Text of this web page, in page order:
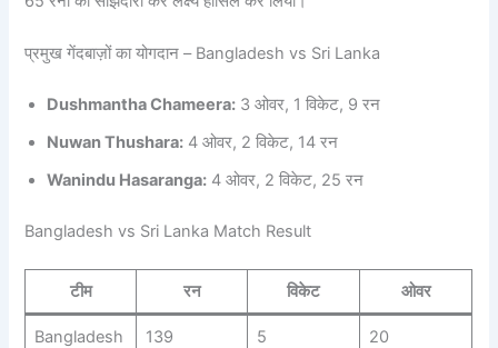
प्रमुख गेंदबाज़ों का योगदान – Bangladesh vs Sri Lanka
Dushmantha Chameera: 3 ओवर, 1 विकेट, 9 रन
Nuwan Thushara: 4 ओवर, 2 विकेट, 14 रन
Wanindu Hasaranga: 4 ओवर, 2 विकेट, 25 रन
Bangladesh vs Sri Lanka Match Result
टीम रन विकेट ओवर
Bangladesh 139 5 20